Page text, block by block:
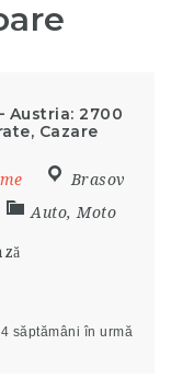
Austria: 2700
Cazare
Brasov
Auto, Moto
4 săptămâni în urmă